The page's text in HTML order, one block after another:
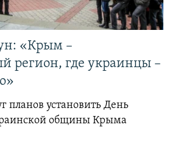
«Крым –
регион, где украинцы –
планов установить День
общины Крыма